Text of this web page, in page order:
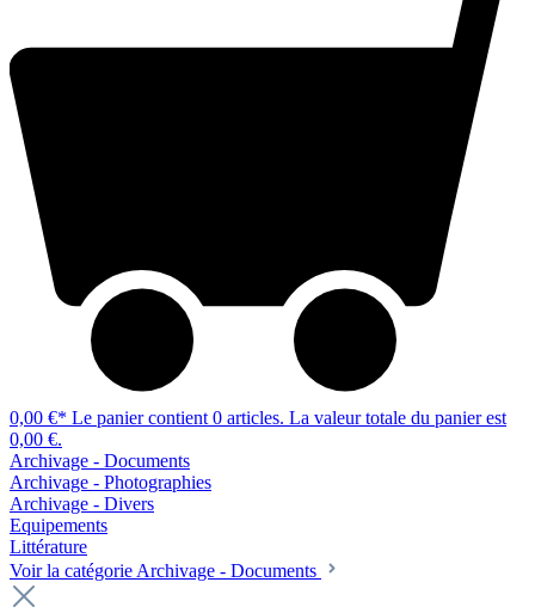
0,00 €* Le panier contient 0 articles. La valeur totale du panier est
0,00 €.
Archivage - Documents
Archivage - Photographies
Archivage - Divers
Equipements
Littérature
Voir la catégorie Archivage - Documents